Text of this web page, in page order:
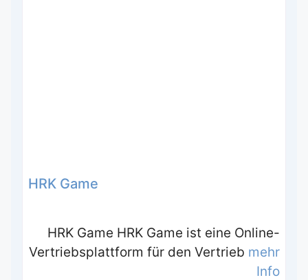
HRK Game
HRK Game HRK Game ist eine Online-
Vertriebsplattform für den Vertrieb mehr
Info